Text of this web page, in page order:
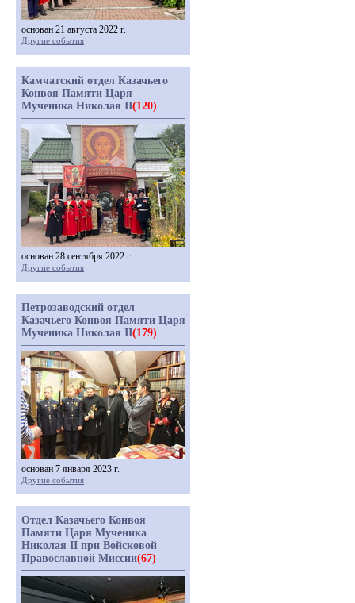
основан 21 августа 2022 г.
Другие события
Камчатский отдел Казачьего
Конвоя Памяти Царя
Мученика Николая II(120)
основан 28 сентября 2022 г.
Другие события
Петрозаводский отдел
Казачьего Конвоя Памяти Царя
Мученика Николая II(179)
основан 7 января 2023 г.
Другие события
Отдел Казачьего Конвоя
Памяти Царя Мученика
Николая II при Войсковой
Православной Миссии(67)